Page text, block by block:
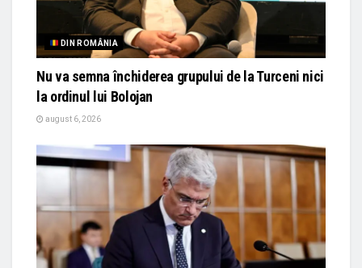
DIN ROMÂNIA
Nu va semna închiderea grupului de la Turceni nici
la ordinul lui Bolojan
august 6, 2026